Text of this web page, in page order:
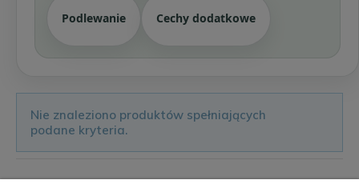
Podlewanie Cechy dodatkowe
Nie znaleziono produktów spełniających
podane kryteria.